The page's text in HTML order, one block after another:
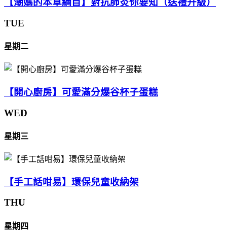
【潮媽的本草綱目】對抗肺炎你要知（送禮升級）
TUE
星期二
【開心廚房】可愛滿分爆谷杯子蛋糕
WED
星期三
【手工話咁易】環保兒童收納架
THU
星期四